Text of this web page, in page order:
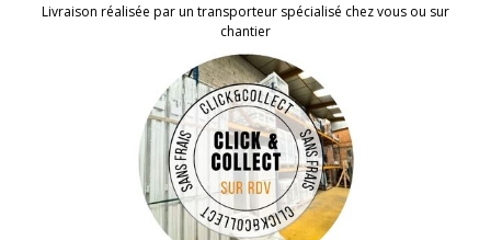
Livraison réalisée par un transporteur spécialisé chez vous ou sur
chantier